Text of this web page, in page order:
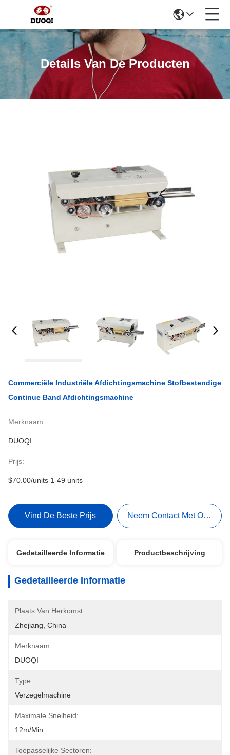
Details Van De Producten
Commerciële Industriële Afdichtingsmachine Stofbestendige
Continue Band Afdichtingsmachine
Merknaam:
DUOQI
Prijs:
$70.00/units 1-49 units
Vind De Beste Prijs Neem Contact Met Ons Op
Gedetailleerde Informatie Productbeschrijving
Gedetailleerde Informatie
Plaats Van Herkomst:
Zhejiang, China
Merknaam:
DUOQI
Type:
Verzegelmachine
Maximale Snelheid:
12m/min
Toepasselijke Sectoren: